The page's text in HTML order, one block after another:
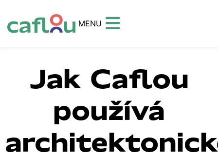
MENU
Jak Caflou
používá